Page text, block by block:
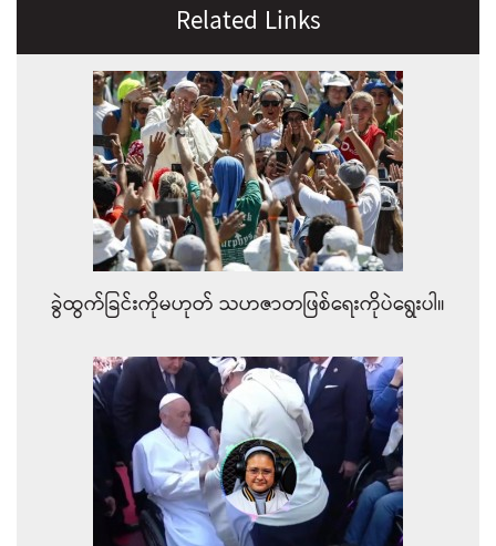
Related Links
ခွဲထွက်ခြင်းကိုမဟုတ် သဟဇာတဖြစ်ရေးကိုပဲရွေးပါ။